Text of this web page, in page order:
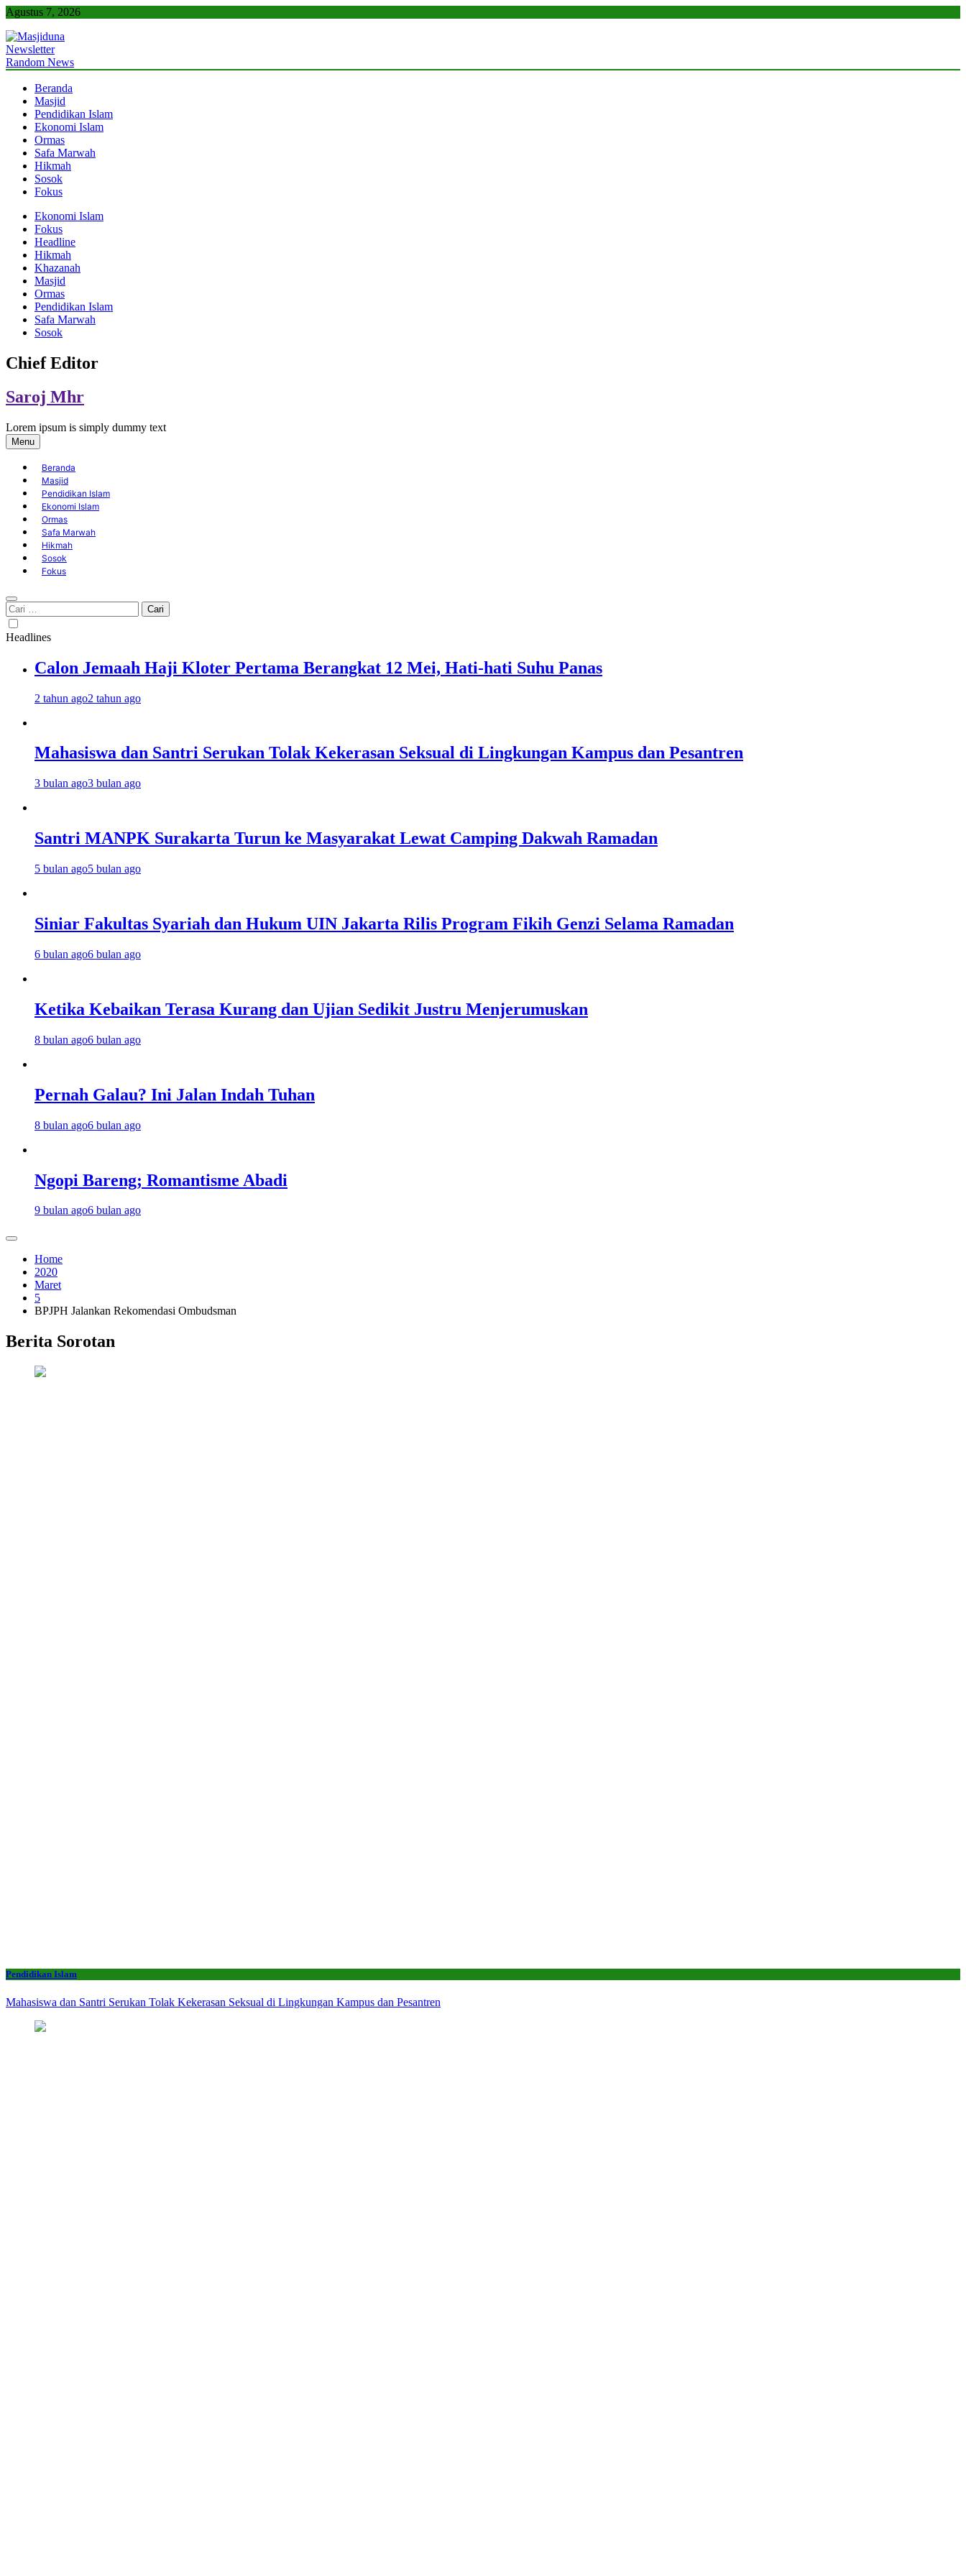
Skip
content
Agustus 7, 2026
Masjiduna
Referensi Berita Islam Indonesia
Newsletter
Random News
Beranda
Masjid
Pendidikan Islam
Ekonomi Islam
Ormas
Safa Marwah
Hikmah
Sosok
Fokus
Ekonomi Islam
Fokus
Headline
Hikmah
Khazanah
Masjid
Ormas
Pendidikan Islam
Safa Marwah
Sosok
Chief Editor
Saroj Mhr
Lorem ipsum is simply dummy text
Menu
Beranda
Masjid
Pendidikan Islam
Ekonomi Islam
Ormas
Safa Marwah
Hikmah
Sosok
Fokus
Cari
untuk:
Headlines
Calon Jemaah Haji Kloter Pertama Berangkat 12 Mei, Hati-hati Suhu Panas
2 tahun ago2 tahun ago
Mahasiswa dan Santri Serukan Tolak Kekerasan Seksual di Lingkungan Kampus dan Pesantren
3 bulan ago3 bulan ago
Santri MANPK Surakarta Turun ke Masyarakat Lewat Camping Dakwah Ramadan
5 bulan ago5 bulan ago
Siniar Fakultas Syariah dan Hukum UIN Jakarta Rilis Program Fikih Genzi Selama Ramadan
6 bulan ago6 bulan ago
Ketika Kebaikan Terasa Kurang dan Ujian Sedikit Justru Menjerumuskan
8 bulan ago6 bulan ago
Pernah Galau? Ini Jalan Indah Tuhan
8 bulan ago6 bulan ago
Ngopi Bareng; Romantisme Abadi
9 bulan ago6 bulan ago
Home
2020
Maret
5
BPJPH Jalankan Rekomendasi Ombudsman
Berita Sorotan
Pendidikan Islam
Mahasiswa dan Santri Serukan Tolak Kekerasan Seksual di Lingkungan Kampus dan Pesantren